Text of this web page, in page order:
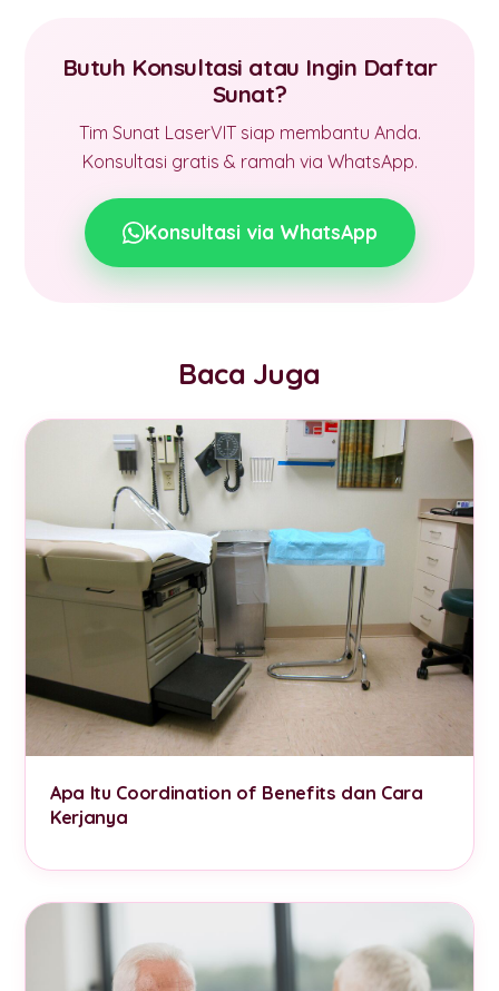
Butuh Konsultasi atau Ingin Daftar
Sunat?
Tim Sunat LaserVIT siap membantu Anda.
Konsultasi gratis & ramah via WhatsApp.
Konsultasi via WhatsApp
Baca Juga
Apa Itu Coordination of Benefits dan Cara
Kerjanya